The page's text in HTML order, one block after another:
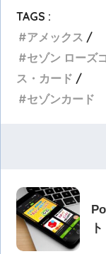
TAGS :
アメックス
セゾン ローズ
ス・カード
セゾンカード
ト